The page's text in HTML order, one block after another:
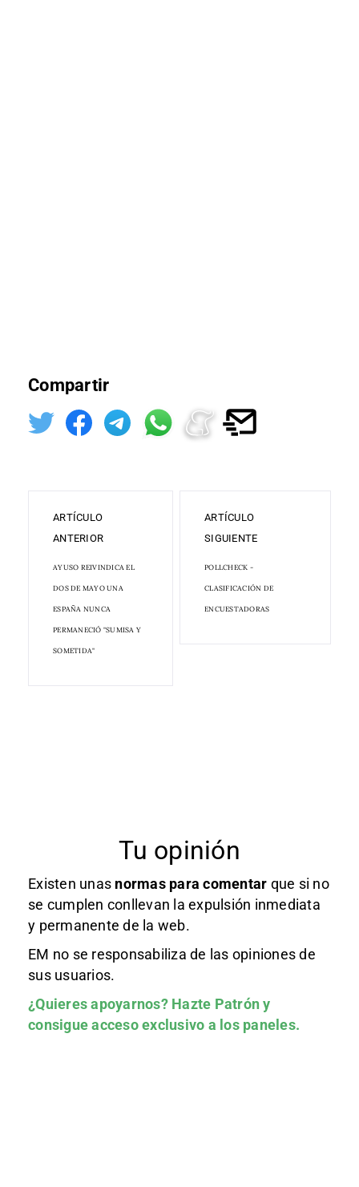
Compartir
ARTÍCULO
ANTERIOR
AYUSO REIVINDICA EL
DOS DE MAYO UNA
ESPAÑA NUNCA
PERMANECIÓ "SUMISA Y
SOMETIDA"
ARTÍCULO
SIGUIENTE
POLLCHECK -
CLASIFICACIÓN DE
ENCUESTADORAS
Tu opinión
Existen unas normas para comentar que si no
se cumplen conllevan la expulsión inmediata
y permanente de la web.
EM no se responsabiliza de las opiniones de
sus usuarios.
¿Quieres apoyarnos? Hazte Patróny
consigue acceso exclusivo a los paneles.